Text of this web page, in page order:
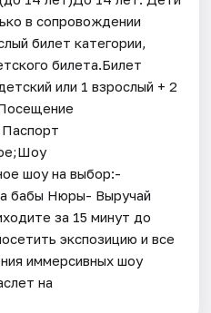
в сопровождении
билет категории,
билета.Билет
или 1 взрослый + 2
шоу на выбор:-
бабы Нюры- Выручай
за 15 минут до
экспозицию и все
иммерсивных шоу
на